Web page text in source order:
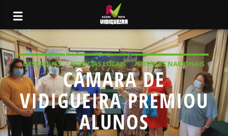
DESTAQUES NOTÍCIAS LOCAIS NOTÍCIAS NACIONAIS
CÂMARA DE
VIDIGUEIRA PREMIOU
ALUNOS